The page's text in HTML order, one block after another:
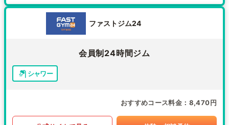
ファストジム24
会員制24時間ジム
シャワー
おすすめコース料金 8,470円